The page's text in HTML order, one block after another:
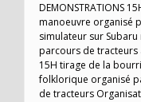
DEMONSTRATIONS
manoeuvre organisé
simulateur sur
parcours de tracteurs
15H tirage de la
folklorique organisé
de tracteurs